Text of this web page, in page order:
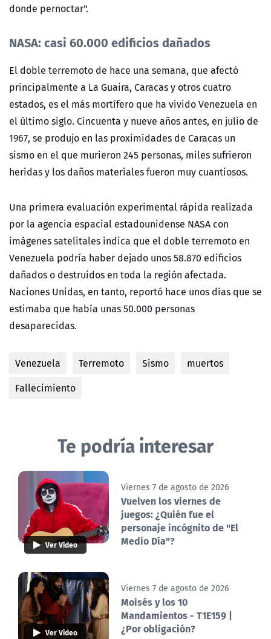
donde pernoctar".
NASA: casi 60.000 edificios dañados
El doble terremoto de hace una semana, que afectó
principalmente a La Guaira, Caracas y otros cuatro
estados, es el más mortífero que ha vivido Venezuela en
el último siglo. Cincuenta y nueve años antes, en julio de
1967, se produjo en las proximidades de Caracas un
sismo en el que murieron 245 personas, miles sufrieron
heridas y los daños materiales fueron muy cuantiosos.
Una primera evaluación experimental rápida realizada
por la agencia espacial estadounidense NASA con
imágenes satelitales indica que el doble terremoto en
Venezuela podría haber dejado unos 58.870 edificios
dañados o destruidos en toda la región afectada.
Naciones Unidas, en tanto, reportó hace unos días que se
estimaba que había unas 50.000 personas
desaparecidas.
Venezuela Terremoto Sismo
muertos
Fallecimiento
Te podría interesar
Ver Video
Viernes 7 de agosto de 2026
Vuelven los viernes de
juegos: ¿Quién fue el
personaje incógnito de "El
Medio Día"?
Ver Video
Viernes 7 de agosto de 2026
Moisés y los 10
Mandamientos - T1E159 |
¿Por obligación?